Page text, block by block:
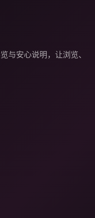
与安心说明，让浏览、